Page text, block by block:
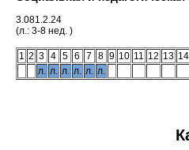
3.081.2.24
(л.: 3-8 нед. )
1 2 3 4 5 6 7 8 9 10 11 12 13 14
л. л. л. л. л. л.